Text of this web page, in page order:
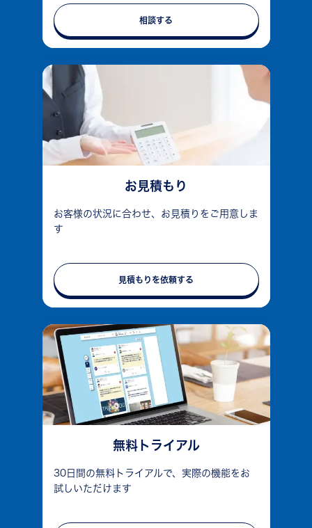
相談する
お見積もり
お客様の状況に合わせ、お見積りをご用意しま
す
見積もりを依頼する
無料トライアル
30日間の無料トライアルで、実際の機能をお
試しいただけます